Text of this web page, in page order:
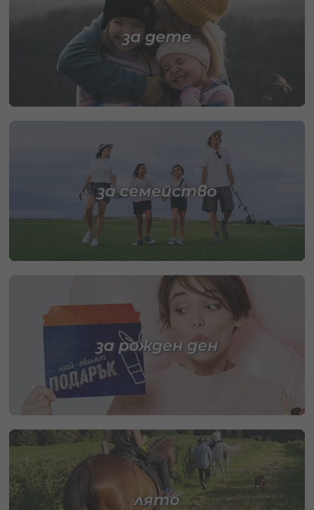
за дете
за семейство
за рожден ден
лято